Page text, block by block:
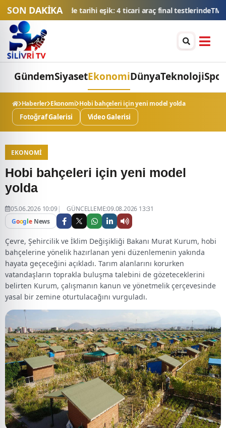
SON DAKİKA
4 ticari araç final testlerindeTMSF, 106 aracı ihaleyle satışa
GündemSiyasetEkonomiDünyaTeknolojiSpor
Haberler Ekonomi Hobi bahçeleri için yeni model yolda
Fotoğraf Galerisi Video Galerisi
EKONOMI
Hobi bahçeleri için yeni model
yolda
05.06.2026 10:09
GÜNCELLEME:09.08.2026 13:31
Google News
Çevre, Şehircilik ve İklim Değişikliği Bakanı Murat Kurum, hobi
bahçelerine yönelik hazırlanan yeni düzenlemenin yakında
hayata geçeceğini açıkladı. Tarım alanlarını korurken
vatandaşların toprakla buluşma talebini de gözeteceklerini
belirten Kurum, çalışmanın kanun ve yönetmelik çerçevesinde
yasal bir zemine oturtulacağını vurguladı.